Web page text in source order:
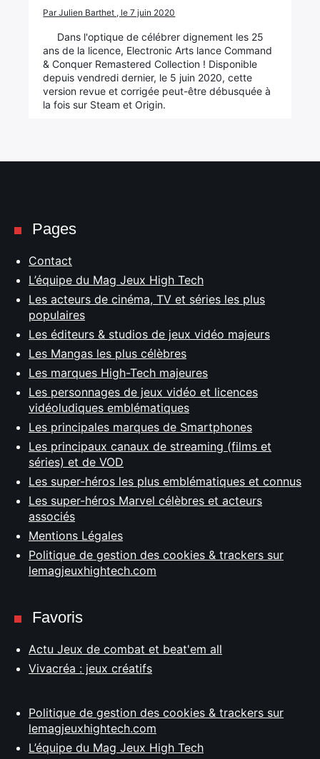
Par Julien Barthet , le 7 juin 2020
Dans l'optique de célébrer dignement les 25
ans de la licence, Electronic Arts lance Command
& Conquer Remastered Collection ! Disponible
depuis vendredi dernier, le 5 juin 2020, cette
version revue et corrigée peut-être débusquée à
la fois sur Steam et Origin.
Pages
Contact
L’équipe du Mag Jeux High Tech
Les acteurs de cinéma, TV et séries les plus
populaires
Les éditeurs & studios de jeux vidéo majeurs
Les Mangas les plus célèbres
Les marques High-Tech majeures
Les personnages de jeux vidéo et licences
vidéoludiques emblématiques
Les principales marques de Smartphones
Les principaux canaux de streaming (films et
séries) et de VOD
Les super-héros les plus emblématiques et connus
Les super-héros Marvel célèbres et acteurs
associés
Mentions Légales
Politique de gestion des cookies & trackers sur
lemagjeuxhightech.com
Favoris
Actu Jeux de combat et beat'em all
Vivacréa : jeux créatifs
Politique de gestion des cookies & trackers sur
lemagjeuxhightech.com
L’équipe du Mag Jeux High Tech
Rechercher